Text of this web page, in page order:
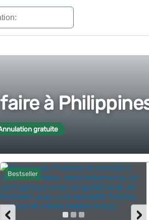
à
gratuite
Bestseller
›
‹